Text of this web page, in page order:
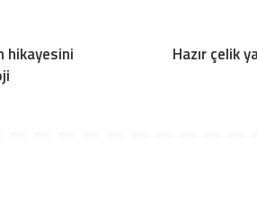
hikayesini
Hazır çelik